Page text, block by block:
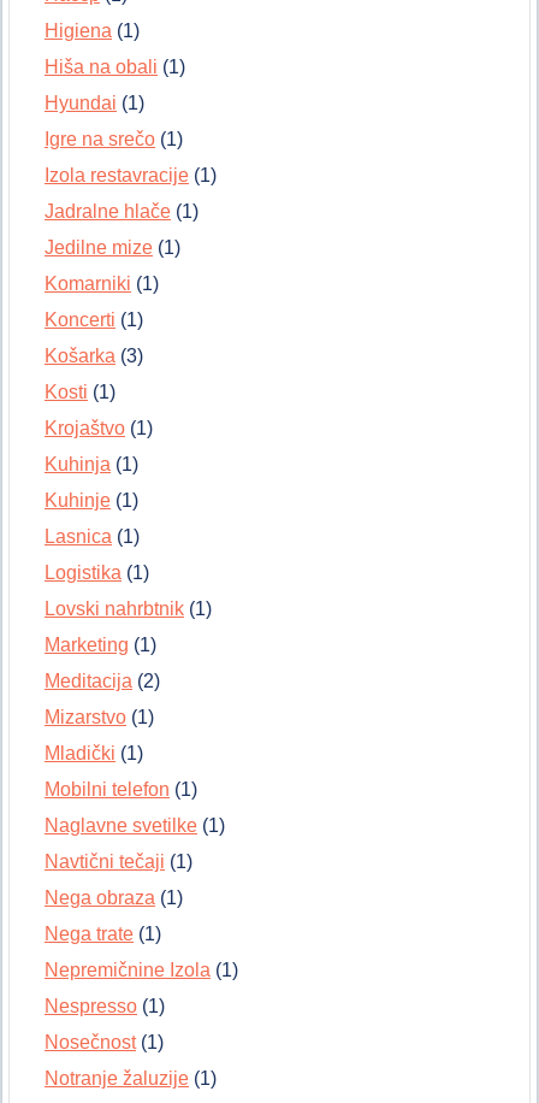
Higiena (1)
Hiša na obali (1)
Hyundai (1)
Igre na srečo (1)
Izola restavracije (1)
Jadralne hlače (1)
Jedilne mize (1)
Komarniki (1)
Koncerti (1)
Košarka (3)
Kosti (1)
Krojaštvo (1)
Kuhinja (1)
Kuhinje (1)
Lasnica (1)
Logistika (1)
Lovski nahrbtnik (1)
Marketing (1)
Meditacija (2)
Mizarstvo (1)
Mladički (1)
Mobilni telefon (1)
Naglavne svetilke (1)
Navtični tečaji (1)
Nega obraza (1)
Nega trate (1)
Nepremičnine Izola (1)
Nespresso (1)
Nosečnost(1)
Notranje žaluzije (1)